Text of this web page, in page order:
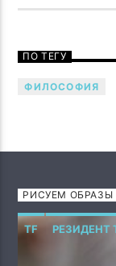
обладает
ПО ТЕГУ
ФИЛОСОФИЯ
РИСУЕМ
TF РЕЗИДЕНТ